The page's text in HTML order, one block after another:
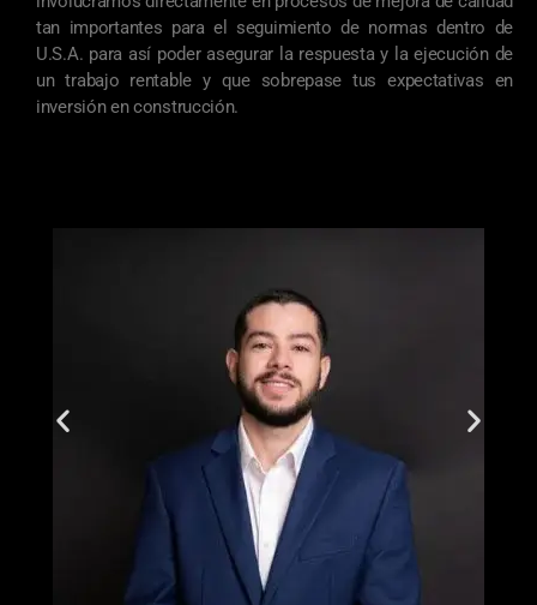
tan importantes para el seguimiento de normas dentro de
U.S.A. para así poder asegurar la respuesta y la ejecución de
un trabajo rentable y que sobrepase tus expectativas en
inversión en construcción.